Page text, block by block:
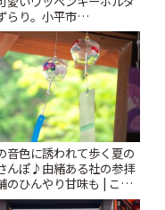
らり。小平市
T&K」 | ことりっ
音色に誘われて歩く夏の
んぽ♪由緒ある社の参拝
のひんやり甘味も | こと